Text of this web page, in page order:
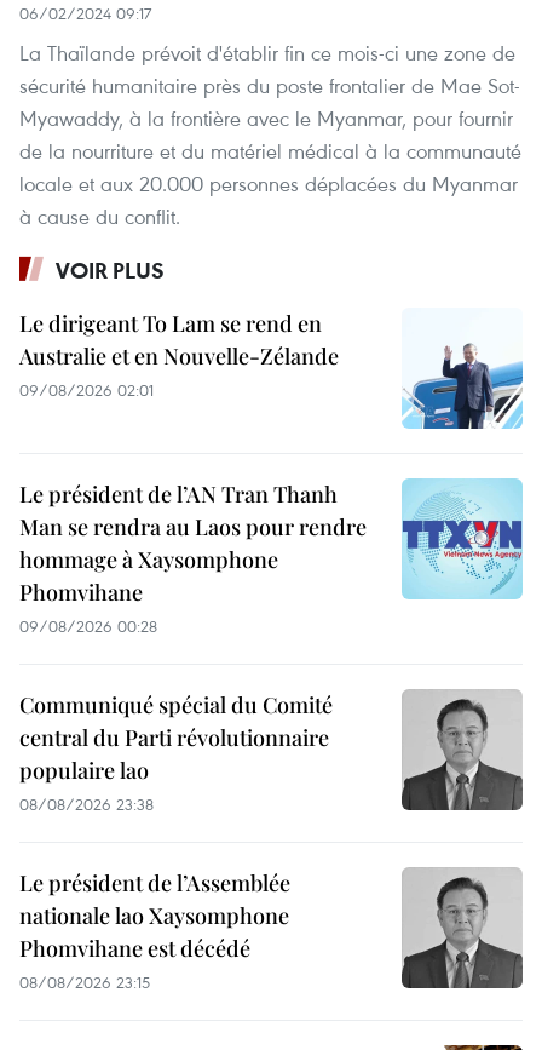
06/02/2024 09:17
La Thaïlande prévoit d'établir fin ce mois-ci une zone de
sécurité humanitaire près du poste frontalier de Mae Sot-
Myawaddy, à la frontière avec le Myanmar, pour fournir
de la nourriture et du matériel médical à la communauté
locale et aux 20.000 personnes déplacées du Myanmar
à cause du conflit.
VOIR PLUS
Le dirigeant To Lam se rend en
Australie et en Nouvelle-Zélande
09/08/2026 02:01
Le président de l’AN Tran Thanh
Man se rendra au Laos pour rendre
hommage à Xaysomphone
Phomvihane
09/08/2026 00:28
Communiqué spécial du Comité
central du Parti révolutionnaire
populaire lao
08/08/2026 23:38
Le président de l’Assemblée
nationale lao Xaysomphone
Phomvihane est décédé
08/08/2026 23:15